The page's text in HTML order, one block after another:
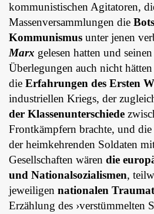
kommunistischen Agitatoren,
Massenversammlungen die
Kommunismus unter jenen
Marx gelesen hatten und
Überlegungen auch nicht
die Erfahrungen des Ersten
industriellen Kriegs, der
der Klassenunterschiede
Frontkämpfern brachte, und
der heimkehrenden Soldaten
Gesellschaften wären die
und Nationalsozialismen,
jeweiligen nationalen
Erzählung des ›verstümmelten